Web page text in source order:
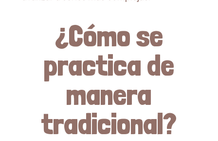
¿Cómo se
practica de
manera
tradicional?